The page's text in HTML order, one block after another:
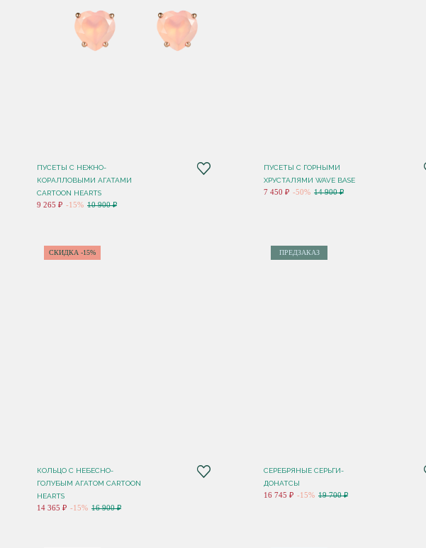
ПУСЕТЫ C НЕЖНО-
КОРАЛЛОВЫМИ АГАТАМИ
CARTOON HEARTS
9 265 ₽ -15% 10 900 ₽
ПУСЕТЫ С ГОРНЫМИ
ХРУСТАЛЯМИ WAVE BASE
7 450 ₽ -50% 14 900 ₽
СКИДКА -15%
КОЛЬЦО C НЕБЕСНО-
ГОЛУБЫМ АГАТОМ CARTOON
HEARTS
14 365 ₽ -15% 16 900 ₽
ПРЕДЗАКАЗ
СЕРЕБРЯНЫЕ СЕРЬГИ-
ДОНАТСЫ
16 745 ₽ -15% 19 700 ₽